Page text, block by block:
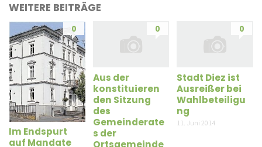
WEITERE BEITRÄGE
0
Im Endspurt
auf Mandate
0
Aus der
konstituieren
den Sitzung
des
Gemeinderate
s der
Ortsgemeinde
0
Stadt Diez ist
Ausreißer bei
Wahlbeteiligu
ng
11. Juni 2014